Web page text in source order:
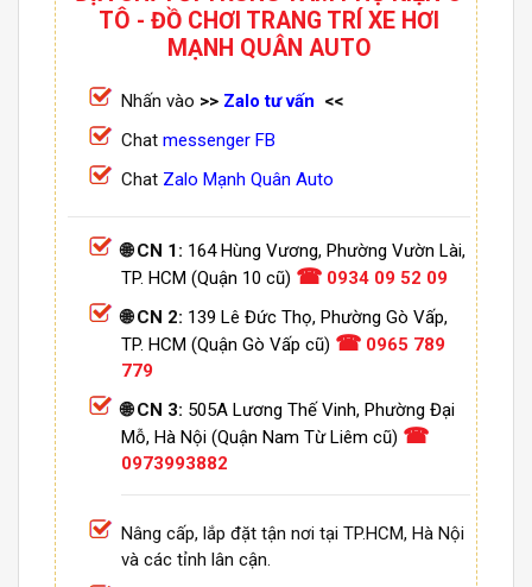
TÔ - ĐỒ CHƠI TRANG TRÍ XE HƠI
MẠNH QUÂN AUTO
Nhấn vào >> Zalo tư vấn <<
Chat messenger FB
Chat Zalo Mạnh Quân Auto
🌐 CN 1: 164 Hùng Vương, Phường Vườn Lài,
TP. HCM (Quận 10 cũ) ☎ 0934 09 52 09
🌐 CN 2: 139 Lê Đức Thọ, Phường Gò Vấp,
TP. HCM (Quận Gò Vấp cũ) ☎ 0965 789
779
🌐 CN 3: 505A Lương Thế Vinh, Phường Đại
Mỗ, Hà Nội (Quận Nam Từ Liêm cũ) ☎
0973993882
Nâng cấp, lắp đặt tận nơi tại TP.HCM, Hà Nội
và các tỉnh lân cận.